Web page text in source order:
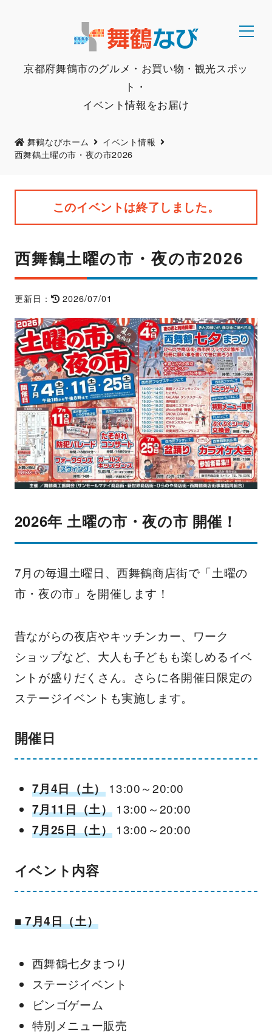
京都府舞鶴市のグルメ・お買い物・観光スポッ
ト・
イベント情報をお届け
舞鶴なびホーム
イベント情報
西舞鶴土曜の市・夜の市2026
このイベントは終了しました。
西舞鶴土曜の市・夜の市2026
更新日： 2026/07/01
2026年 土曜の市・夜の市 開催！
7月の毎週土曜日、西舞鶴商店街で「土曜の
市・夜の市」を開催します！
昔ながらの夜店やキッチンカー、ワーク
ショップなど、大人も子どもも楽しめるイベ
ントが盛りだくさん。さらに各開催日限定の
ステージイベントも実施します。
開催日
7月4日（土）13:00～20:00
7月11日（土） 13:00～20:00
7月25日（土） 13:00～20:00
イベント内容
■ 7月4日（土）
西舞鶴七夕まつり
ステージイベント
ビンゴゲーム
特別メニュー販売